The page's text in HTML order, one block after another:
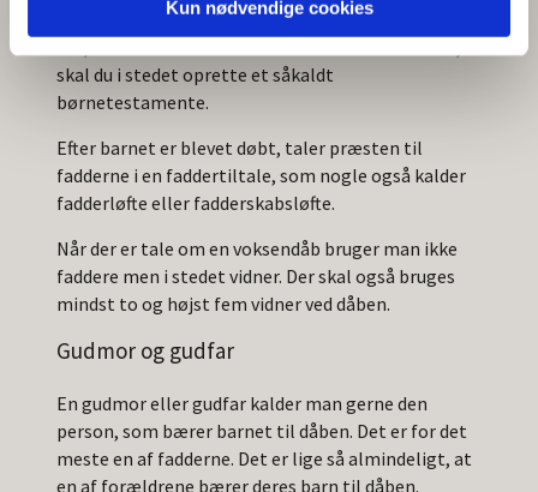
Kun nødvendige cookies
du er der eller ej. Hvis du vil lave en bindende aftale
skal du i stedet oprette et såkaldt
børnetestamente.
Efter barnet er blevet døbt, taler præsten til
fadderne i en faddertiltale, som nogle også kalder
fadderløfte eller fadderskabsløfte.
Når der er tale om en voksendåb bruger man ikke
faddere men i stedet vidner. Der skal også bruges
mindst to og højst fem vidner ved dåben.
Gudmor og gudfar
En gudmor eller gudfar kalder man gerne den
person, som bærer barnet til dåben. Det er for det
meste en af fadderne. Det er lige så almindeligt, at
en af forældrene bærer deres barn til dåben.